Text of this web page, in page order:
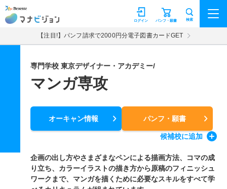
マナビジョン パンフ・願書
ログイン 検索
【注目!】パンフ請求で2000円分電子図書カードGET
専門学校 東京デザイナー・アカデミー/
マンガ専攻
オーキャン情報 パンフ・願書
候補校に追加
企画の出し方やさまざまなペンによる描画方法、コマの成
り立ち、カラーイラストの描き方から原稿のフィニッシュ
ワークまで、マンガを描くために必要なスキルをすべて学